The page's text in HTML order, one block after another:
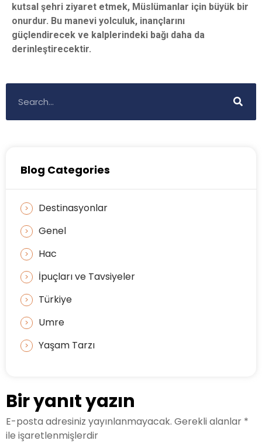
kutsal şehri ziyaret etmek, Müslümanlar için büyük bir
onurdur. Bu manevi yolculuk, inançlarını
güçlendirecek ve kalplerindeki bağı daha da
derinleştirecektir.
Blog Categories
Destinasyonlar
Genel
Hac
İpuçları ve Tavsiyeler
Türkiye
Umre
Yaşam Tarzı
Bir yanıt yazın
E-posta adresiniz yayınlanmayacak. Gerekli alanlar *
ile işaretlenmişlerdir